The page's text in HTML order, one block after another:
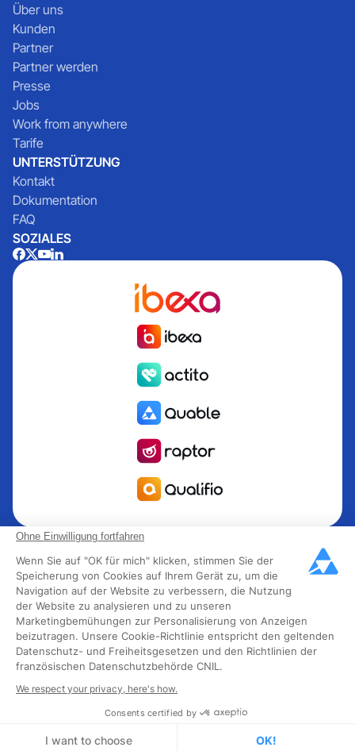
Ohne Einwilligung fortfahren
Wenn Sie auf "OK für mich" klicken, stimmen Sie der
Speicherung von Cookies auf Ihrem Gerät zu, um die
Navigation auf der Website zu verbessern, die Nutzung
der Website zu analysieren und zu unseren
Marketingbemühungen zur Personalisierung von Anzeigen
beizutragen. Unsere Cookie-Richtlinie entspricht den geltenden
Datenschutz- und Freiheitsgesetzen und den Richtlinien der
französischen Datenschutzbehörde CNIL.
We respect your privacy, here's how.
Consents certified by
I want to choose OK!
Über uns
Kunden
Partner
Partner werden
Presse
Jobs
Work from anywhere
Tarife
UNTERSTÜTZUNG
Kontakt
Dokumentation
FAQ
SOZIALES
Quable ist die PIM für das Informationsmanagement Produkt
PIM für Marken und Hersteller, die nach Wachstum streben.
Groupe Rocher, Mitsubishi Electric, Escada, Berluti, Delsey,
North Sails, Liberated Brands, MCO Regent und mehr als
300 führende Marken in 85 Ländern haben sich für Quable
PIM entschieden, um ihr Omnichannel-Geschäft in
Schwung zu bringen. Quable wurde 2013 gegründet und
hat 40 fachkundige Mitarbeiter und über 40 Millionen
verwaltete Produkte in den Bereichen Mode, Luxus,
Lebensmittel und Industrie.